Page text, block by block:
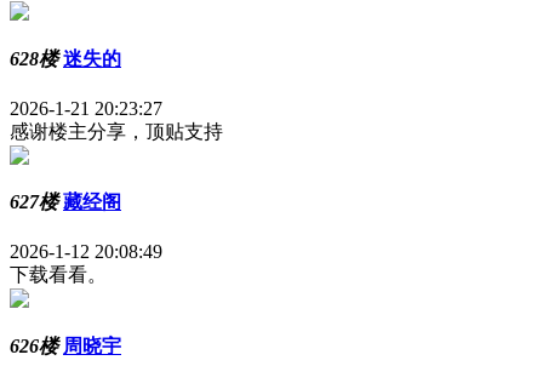
628楼 迷失的
2026-1-21 20:23:27
感谢楼主分享，顶贴支持
627楼 藏经阁
2026-1-12 20:08:49
下载看看。
626楼 周晓宇